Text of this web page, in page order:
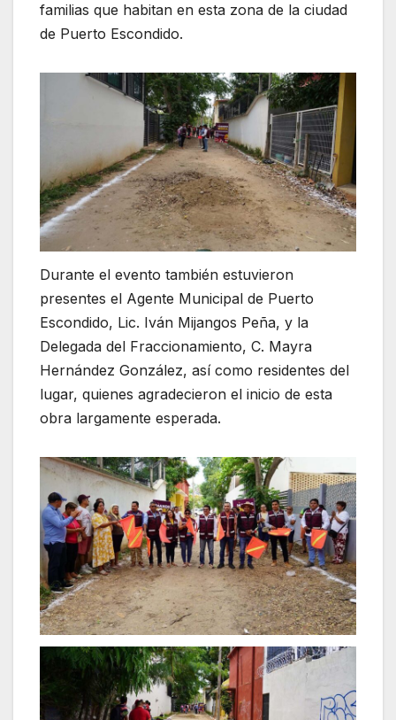
familias que habitan en esta zona de la ciudad
de Puerto Escondido.
Durante el evento también estuvieron
presentes el Agente Municipal de Puerto
Escondido, Lic. Iván Mijangos Peña, y la
Delegada del Fraccionamiento, C. Mayra
Hernández González, así como residentes del
lugar, quienes agradecieron el inicio de esta
obra largamente esperada.